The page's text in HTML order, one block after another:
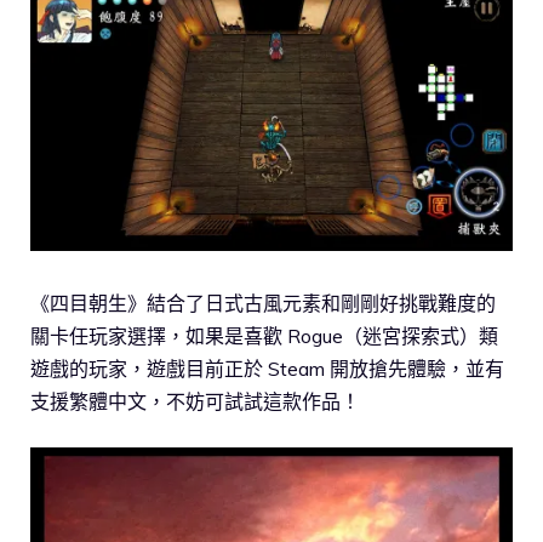
《四目朝生》結合了日式古風元素和剛剛好挑戰難度的
關卡任玩家選擇，如果是喜歡 Rogue（迷宮探索式）類
遊戲的玩家，遊戲目前正於 Steam 開放搶先體驗，並有
支援繁體中文，不妨可試試這款作品！